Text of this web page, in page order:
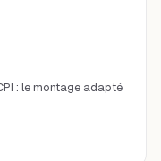
: le montage adapté